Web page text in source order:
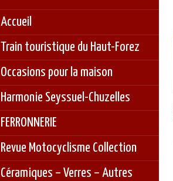
Accueil
Train touristique du Haut-Forez
Occasions pour la maison
Harmonie Seyssuel-Chuzelles
FERRONNERIE
Revue Motocyclisme Collection
Céramiques – Verres – Autres